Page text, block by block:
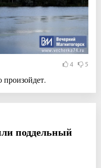
4 5
произойдет.
поддельный